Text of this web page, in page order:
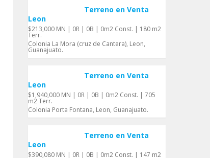
Terreno en Venta
Leon
$213,000 MN | 0R | 0B | 0m2 Const. | 180 m2
Terr.
Colonia La Mora (cruz de Cantera), Leon,
Guanajuato.
Terreno en Venta
Leon
$1,940,000 MN | 0R | 0B | 0m2 Const. | 705
m2 Terr.
Colonia Porta Fontana, Leon, Guanajuato.
Terreno en Venta
Leon
$390,080 MN | 0R | 0B | 0m2 Const. | 147 m2